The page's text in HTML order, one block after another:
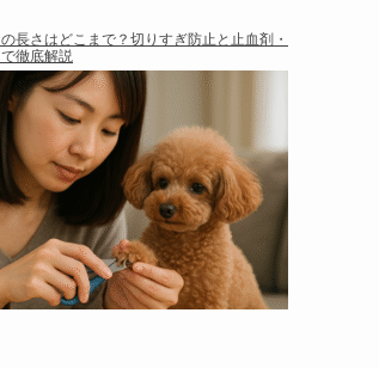
長さはどこまで？切りすぎ防止と止血剤・
徹底解説